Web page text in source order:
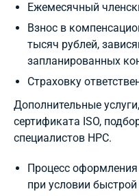
Ежемесячный
Взнос в
тысяч рублей,
запланированных
Страховку
Дополнительные
сертификата ISO,
специалистов НРС.
Процесс
при условии